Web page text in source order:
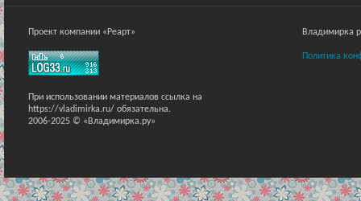
Проект компании «Реарт»
При использовании материалов ссылка на
https://vladimirka.ru/ обязательна.
2006-2025 © «Владимирка.ру»
Владимирка
Политика